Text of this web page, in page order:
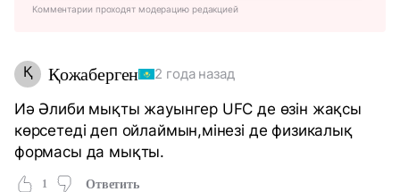
Комментарии проходят модерацию редакцией
Қ Қожаберген 2 года назад
Иә Әлиби мықты жауынгер UFC де өзін жақсы
көрсетеді деп ойлаймын,мінезі де физикалық
формасы да мықты.
1 Ответить